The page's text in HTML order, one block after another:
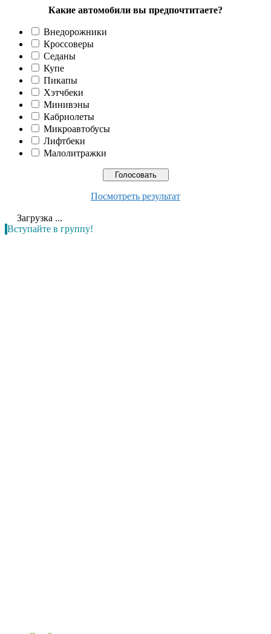
Какие автомобили вы предпочтитаете?
Внедорожники
Кроссоверы
Седаны
Купе
Пикапы
Хэтчбеки
Минивэны
Кабриолеты
Микроавтобусы
Лифтбеки
Малолитражки
Посмотреть результат
Загрузка ...
Вступайте в группу!